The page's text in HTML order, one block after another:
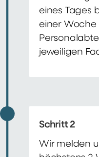
eines Tages
einer Woche
jeweiligen
Schritt 2
Wir melden